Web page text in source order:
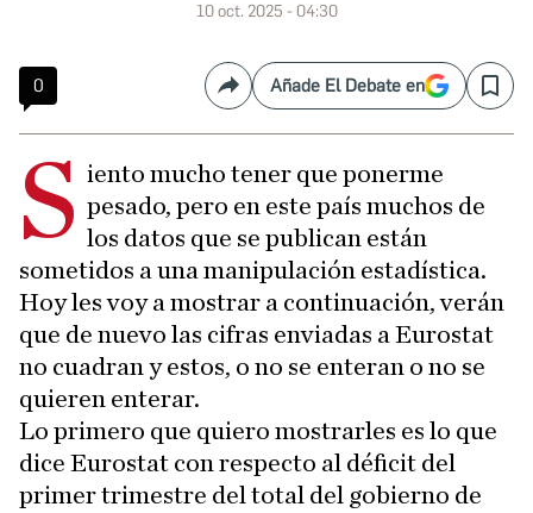
10 oct. 2025 - 04:30
0 CompartirAñade El Debate en Save
S iento mucho tener que ponerme
pesado, pero en este país muchos de
los datos que se publican están
sometidos a una manipulación estadística.
Hoy les voy a mostrar a continuación, verán
que de nuevo las cifras enviadas a Eurostat
no cuadran y estos, o no se enteran o no se
quieren enterar.
Lo primero que quiero mostrarles es lo que
dice Eurostat con respecto al déficit del
primer trimestre del total del gobierno de